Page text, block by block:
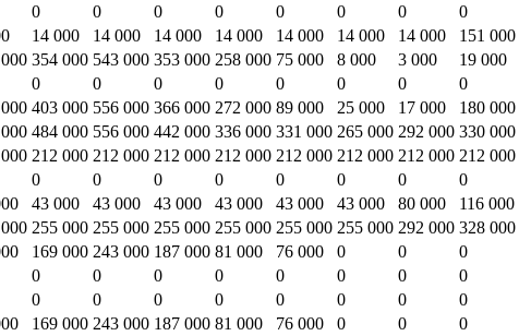
0 0 0 0 0 0 0 0
14 000 14 000 14 000 14 000 14 000 14 000 14 000 151 000
354 000 543 000 353 000 258 000 75 000 8 000 3 000 19 000
0 0 0 0 0 0 0 0
403 000 556 000 366 000 272 000 89 000 25 000 17 000 180 000
484 000 556 000 442 000 336 000 331 000 265 000 292 000 330 000
212 000 212 000 212 000 212 000 212 000 212 000 212 000 212 000
0 0 0 0 0 0 0 0
43 000 43 000 43 000 43 000 43 000 43 000 80 000 116 000
255 000 255 000 255 000 255 000 255 000 255 000 292 000 328 000
169 000 243 000 187 000 81 000 76 000 0 0 0
0 0 0 0 0 0 0 0
0 0 0 0 0 0 0 0
169 000 243 000 187 000 81 000 76 000 0 0 0